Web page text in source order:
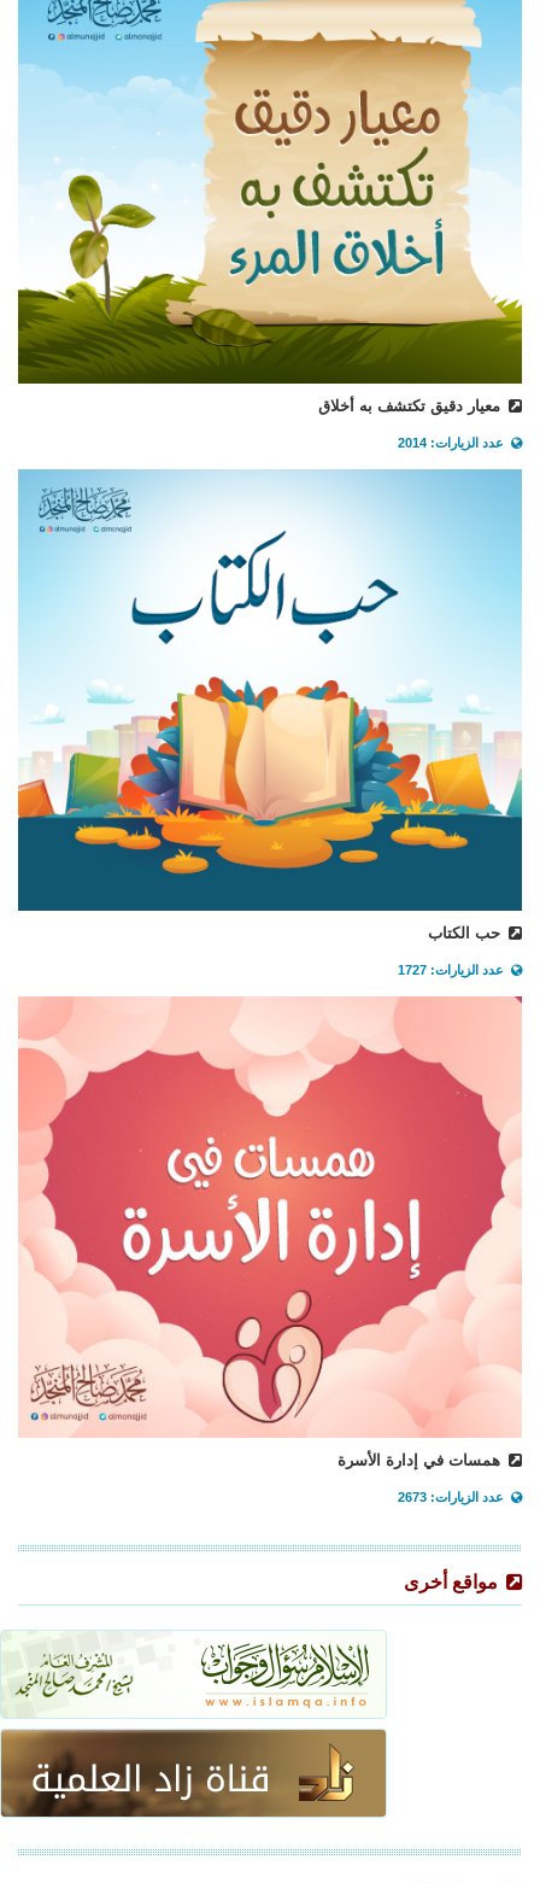
معيار دقيق تكتشف به أخلاق
عدد الزيارات: 2014
حب الكتاب
عدد الزيارات: 1727
همسات في إدارة الأسرة
عدد الزيارات: 2673
مواقع أخرى